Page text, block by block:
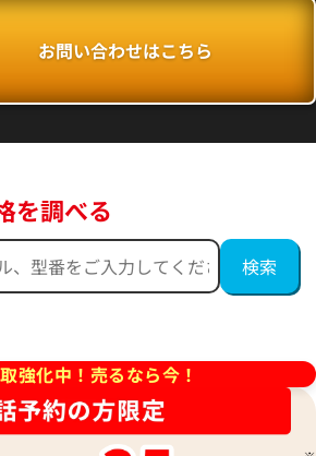
格です
IWC ポートフィノ IW391009
※2026年4月9日時点の参考買
お問い合わせはこちら
を調べる
強化中！売るなら今！